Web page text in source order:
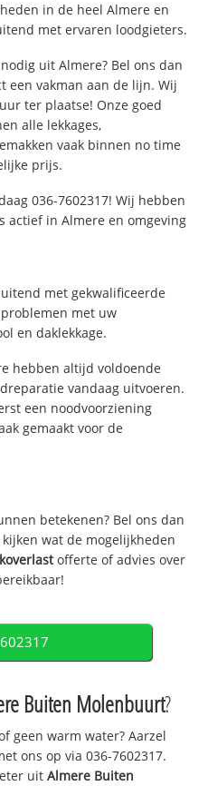
in de heel Almere en
met ervaren loodgieters.
uit Almere? Bel ons dan
een vakman aan de lijn. Wij
ter plaatse! Onze goed
alle lekkages,
vaak binnen no time
prijs.
036-7602317! Wij hebben
actief in Almere en omgeving
met gekwalificeerde
met uw
en daklekkage.
hebben altijd voldoende
vandaag uitvoeren.
een noodvoorziening
gemaakt voor de
betekenen? Bel ons dan
wat de mogelijkheden
offerte of advies over
Buiten Molenbuurt?
geen warm water? Aarzel
ons op via 036-7602317.
uitAlmere Buiten